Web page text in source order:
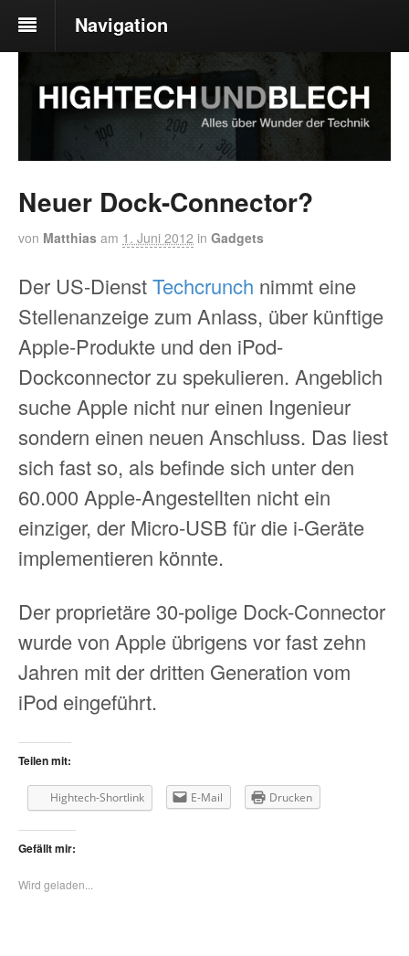
Navigation
Neuer Dock-Connector?
von Matthias am 1. Juni 2012 in Gadgets
Der US-DienstTechcrunch nimmt eine
Stellenanzeige zum Anlass, über künftige
Apple-Produkte und den iPod-
Dockconnector zu spekulieren. Angeblich
suche Apple nicht nur einen Ingenieur
sondern einen neuen Anschluss. Das liest
sich fast so, als befinde sich unter den
60.000 Apple-Angestellten nicht ein
einziger, der Micro-USB für die i-Geräte
implementieren könnte.
Der proprietäre 30-polige Dock-Connector
wurde von Apple übrigens vor fast zehn
Jahren mit der dritten Generation vom
iPod eingeführt.
Teilen mit:
Hightech-Shortlink E-Mail Drucken
Gefällt mir:
Wird geladen...